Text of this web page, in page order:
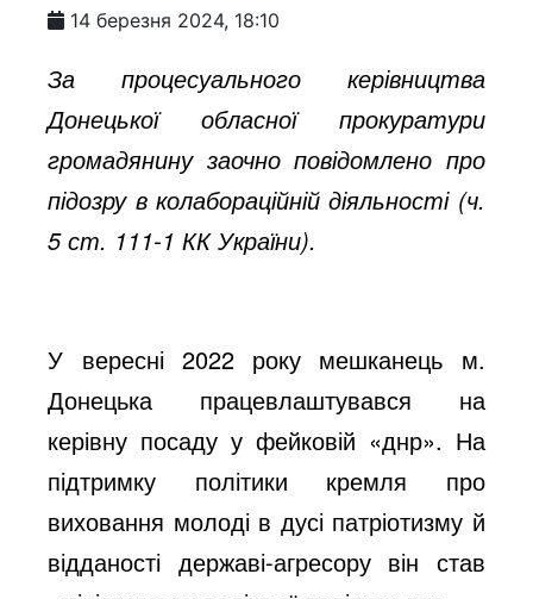
14 березня 2024, 18:10
За процесуального керівництва
Донецької обласної прокуратури
громадянину заочно повідомлено про
підозру в колабораційній діяльності (ч.
5 ст. 111-1 КК України).
У вересні 2022 року мешканець м.
Донецька працевлаштувався на
керівну посаду у фейковій «днр». На
підтримку політики кремля про
виховання молоді в дусі патріотизму й
відданості державі-агресору він став